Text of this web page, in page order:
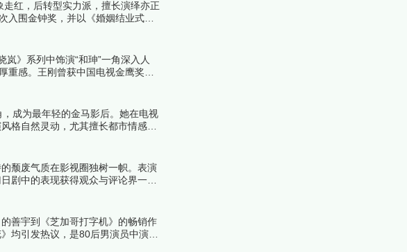
红，后转型实力派，擅长演绎亦正
入围金钟奖，并以《婚姻结业式》
》系列中饰演“和珅”一角深入人
重感。王刚曾获中国电视金鹰奖最
剧集均创下超高收视率，成为经典
成为最年轻的金马影后。她在电视
格自然灵动，尤其擅长都市情感题
！
颓废气质在影视圈独树一帜。表演
剧中的表现获得观众与评论界一致
善宇到《芝加哥打字机》的畅销作
均引发热议，是80后男演员中演技